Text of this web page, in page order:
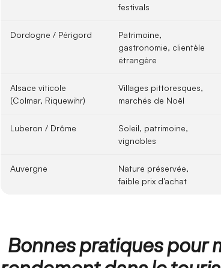
festivals
Dordogne / Périgord
Patrimoine,
gastronomie, clientèle
étrangère
Alsace viticole
(Colmar, Riquewihr)
Villages pittoresques,
marchés de Noël
Luberon / Drôme
Soleil, patrimoine,
vignobles
Auvergne
Nature préservée,
faible prix d’achat
Bonnes pratiques pour